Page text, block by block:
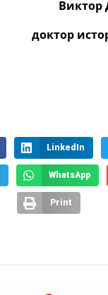
доктор
LinkedIn
WhatsApp
Print